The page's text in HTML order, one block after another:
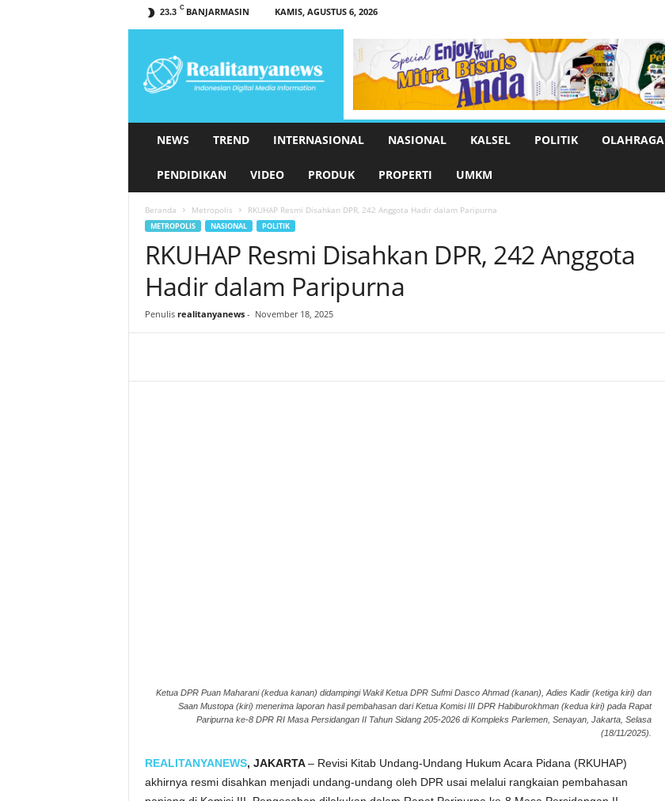
23.3 C BANJARMASIN KAMIS, AGUSTUS 6, 2026
t
NEWS TREND INTERNASIONAL NASIONAL KALSEL POLITIK OLAHRAGA
PENDIDIKAN VIDEO PRODUK PROPERTI UMKM
Beranda Metropolis RKUHAP Resmi Disahkan DPR, 242 Anggota Hadir dalam Paripurna
METROPOLIS NASIONAL POLITIK
RKUHAP Resmi Disahkan DPR, 242 Anggota
Hadir dalam Paripurna
Penulis realitanyanews- November 18, 2025
Ketua DPR Puan Maharani (kedua kanan) didampingi Wakil Ketua DPR Sufmi Dasco Ahmad (kanan), Adies Kadir (ketiga kiri) dan
Saan Mustopa (kiri) menerima laporan hasil pembahasan dari Ketua Komisi III DPR Habiburokhman (kedua kiri) pada Rapat
Paripurna ke-8 DPR RI Masa Persidangan II Tahun Sidang 205-2026 di Kompleks Parlemen, Senayan, Jakarta, Selasa
(18/11/2025).
REALITANYANEWS, JAKARTA– Revisi Kitab Undang-Undang Hukum Acara Pidana (RKUHAP)
akhirnya resmi disahkan menjadi undang-undang oleh DPR usai melalui rangkaian pembahasan